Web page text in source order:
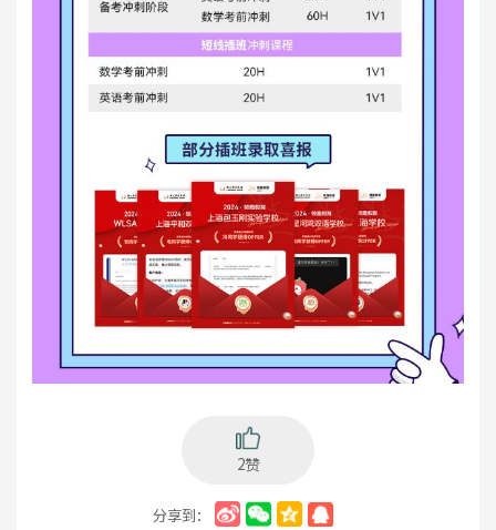
2赞
分享到：